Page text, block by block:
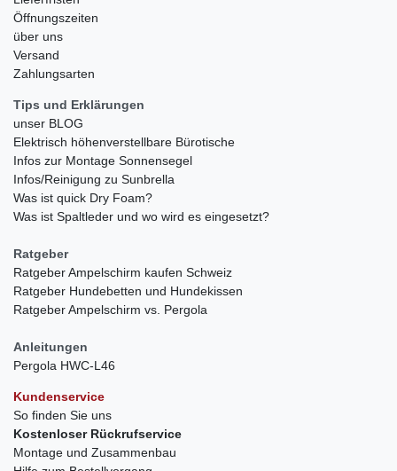
Öffnungszeiten
über uns
Versand
Zahlungsarten
Tips und Erklärungen
unser BLOG
Elektrisch höhenverstellbare Bürotische
Infos zur Montage Sonnensegel
Infos/Reinigung zu Sunbrella
Was ist quick Dry Foam?
Was ist Spaltleder und wo wird es eingesetzt?
Ratgeber
Ratgeber Ampelschirm kaufen Schweiz
Ratgeber Hundebetten und Hundekissen
Ratgeber Ampelschirm vs. Pergola
Anleitungen
Pergola HWC-L46
Kundenservice
So finden Sie uns
Kostenloser Rückrufservice
Montage und Zusammenbau